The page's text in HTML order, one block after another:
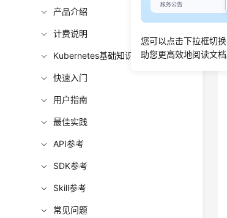
您可以点击下拉框切
助您更高效地阅读文档
产品介绍
计费说明
Kubernetes基础知识
快速入门
用户指南
最佳实践
API参考
SDK参考
Skill参考
常见问题